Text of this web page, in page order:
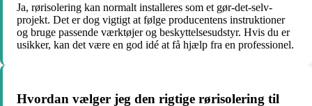
Ja, rørisolering kan normalt installeres som et gør-det-selv-
projekt. Det er dog vigtigt at følge producentens instruktioner
og bruge passende værktøjer og beskyttelsesudstyr. Hvis du er
usikker, kan det være en god idé at få hjælp fra en professionel.
Hvordan vælger jeg den rigtige rørisolering til